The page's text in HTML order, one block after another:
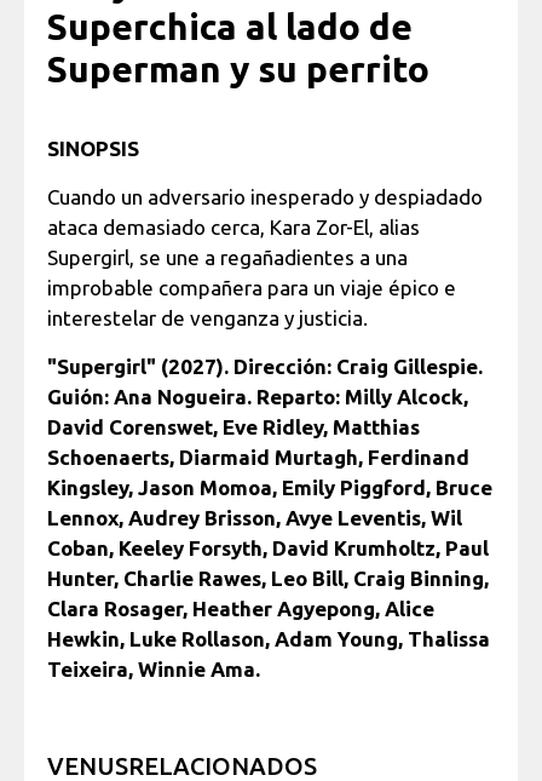
Superchica al lado de
Superman y su perrito
SINOPSIS
Cuando un adversario inesperado y despiadado
ataca demasiado cerca, Kara Zor-El, alias
Supergirl, se une a regañadientes a una
improbable compañera para un viaje épico e
interestelar de venganza y justicia.
"Supergirl" (2027). Dirección: Craig Gillespie.
Guión: Ana Nogueira. Reparto: Milly Alcock,
David Corenswet, Eve Ridley, Matthias
Schoenaerts, Diarmaid Murtagh, Ferdinand
Kingsley, Jason Momoa, Emily Piggford, Bruce
Lennox, Audrey Brisson, Avye Leventis, Wil
Coban, Keeley Forsyth, David Krumholtz, Paul
Hunter, Charlie Rawes, Leo Bill, Craig Binning,
Clara Rosager, Heather Agyepong, Alice
Hewkin, Luke Rollason, Adam Young, Thalissa
Teixeira, Winnie Ama.
VENUSRELACIONADOS